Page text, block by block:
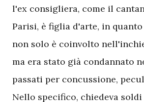
l'ex consigliera, come il
Parisi, è figlia d'arte, in
non solo è coinvolto
ma era stato già condannato
passati per concussione,
Nello specifico, chiedeva